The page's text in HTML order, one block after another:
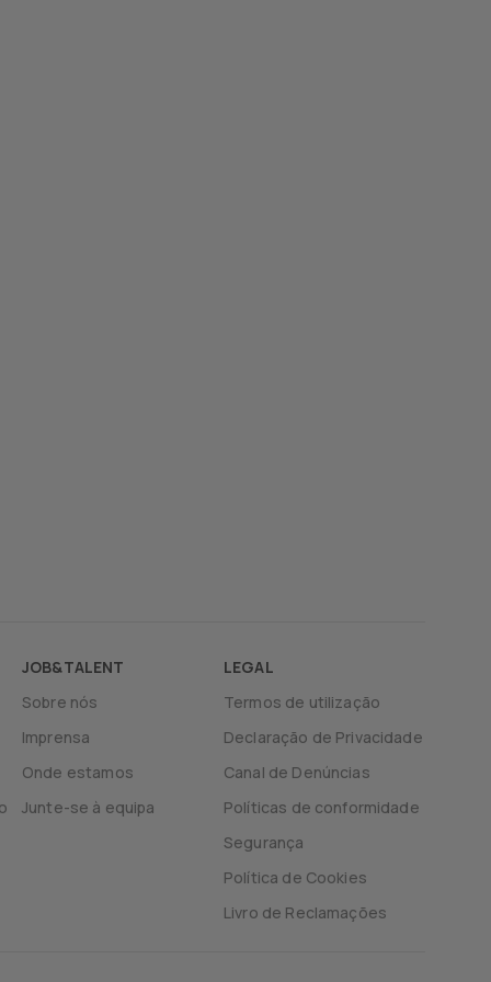
JOB&TALENT
Sobre nós
Imprensa
Onde estamos
Junte-se à equipa
LEGAL
Termos de utilização
Declaração de Privacidade
Canal de Denúncias
Políticas de conformidade
Segurança
Política de Cookies
Livro de Reclamações